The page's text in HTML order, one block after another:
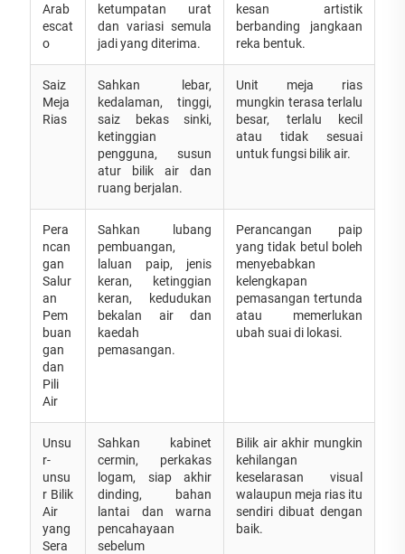
Arab
escat
o
ketumpatan urat
dan variasi semula
jadi yang diterima.
kesan artistik
berbanding jangkaan
reka bentuk.
Saiz
Meja
Rias
Sahkan lebar,
kedalaman, tinggi,
saiz bekas sinki,
ketinggian
pengguna, susun
atur bilik air dan
ruang berjalan.
Unit meja rias
mungkin terasa terlalu
besar, terlalu kecil
atau tidak sesuai
untuk fungsi bilik air.
Pera
ncan
gan
Salur
an
Pem
buan
gan
dan
Pili
Air
Sahkan lubang
pembuangan,
laluan paip, jenis
keran, ketinggian
keran, kedudukan
bekalan air dan
kaedah
pemasangan.
Perancangan paip
yang tidak betul boleh
menyebabkan
kelengkapan
pemasangan tertunda
atau memerlukan
ubah suai di lokasi.
Unsu
r-
unsu
r Bilik
Air
yang
Sera
Sahkan kabinet
cermin, perkakas
logam, siap akhir
dinding, bahan
lantai dan warna
pencahayaan
sebelum
Bilik air akhir mungkin
kehilangan
keselarasan visual
walaupun meja rias itu
sendiri dibuat dengan
baik.